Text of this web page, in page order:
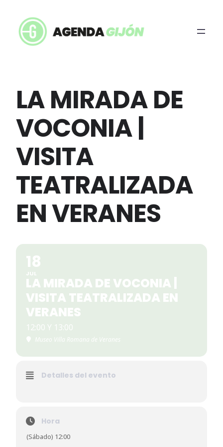
LA MIRADA DE
VOCONIA |
VISITA
TEATRALIZADA
EN VERANES
18
JUL
LA MIRADA DE VOCONIA |
VISITA TEATRALIZADA EN
VERANES
12:00 Y 13:00
Museo Villa Romana de Veranes
Detalles del evento
Hora
(Sábado) 12:00